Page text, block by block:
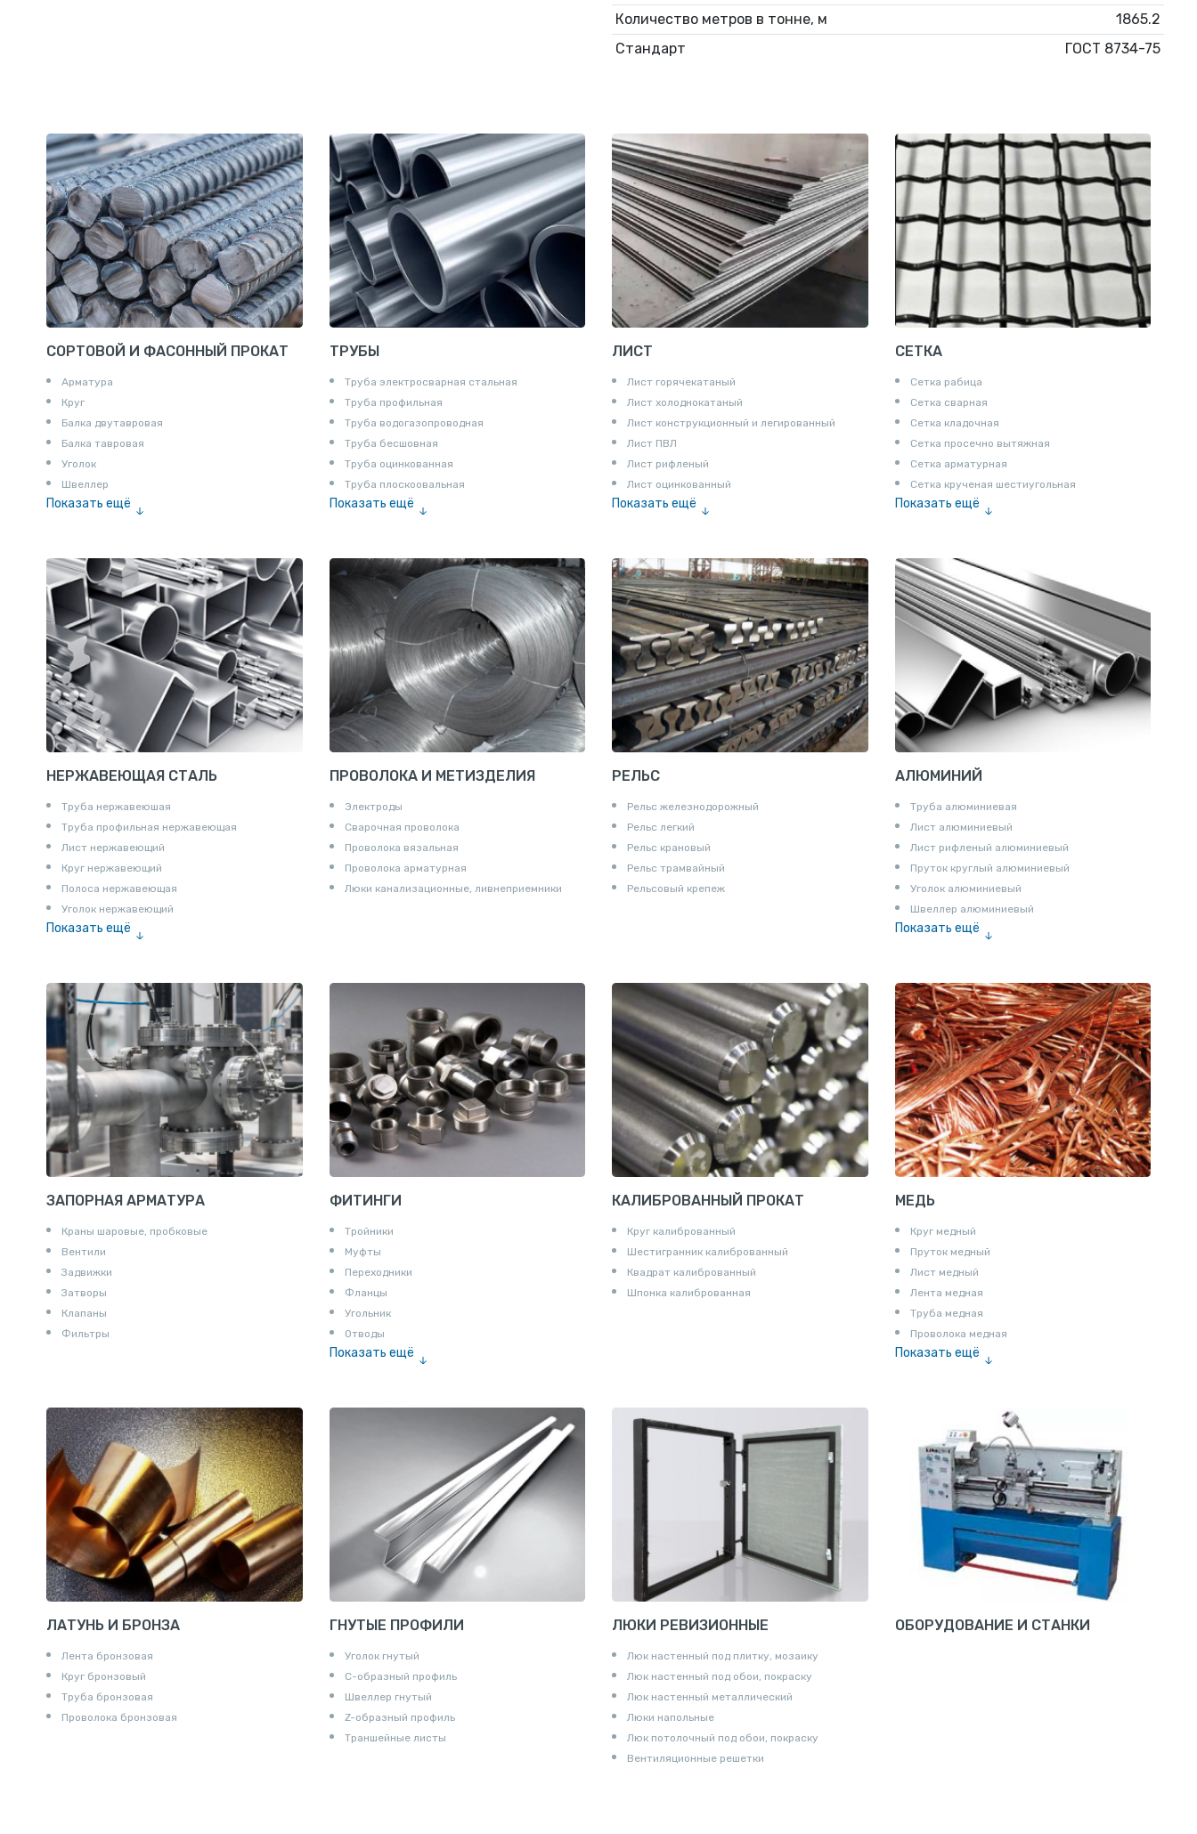
Количество метров в тонне, м
1865.2
Стандарт
ГОСТ 8734-75
СОРТОВОЙ И ФАСОННЫЙ ПРОКАТ
Арматура
Круг
Балка двутавровая
Балка тавровая
Уголок
Швеллер
Показать ещё
Катанка
Шестигранник
Полособульб
Полукруг
Шпунт Ларсена
ТРУБЫ
Труба электросварная стальная
Труба профильная
Труба водогазопроводная
Труба бесшовная
Труба оцинкованная
Труба плоскоовальная
Показать ещё
ЛИСТ
Лист горячекатаный
Лист холоднокатаный
Лист конструкционный и легированный
Лист ПВЛ
Лист рифленый
Лист оцинкованный
Показать ещё
СЕТКА
Сетка рабица
Сетка сварная
Сетка кладочная
Сетка просечно вытяжная
Сетка арматурная
Сетка крученая шестиугольная
Показать ещё
НЕРЖАВЕЮЩАЯ СТАЛЬ
Труба нержавеюшая
Труба профильная нержавеющая
Лист нержавеющий
Круг нержавеющий
Полоса нержавеющая
Уголок нержавеющий
Показать ещё
ПРОВОЛОКА И МЕТИЗДЕЛИЯ
Электроды
Сварочная проволока
Проволока вязальная
Проволока арматурная
Люки канализационные, ливнеприемники
РЕЛЬС
Рельс железнодорожный
Рельс легкий
Рельс крановый
Рельс трамвайный
Рельсовый крепеж
АЛЮМИНИЙ
Труба алюминиевая
Лист алюминиевый
Лист рифленый алюминиевый
Пруток круглый алюминиевый
Уголок алюминиевый
Швеллер алюминиевый
Показать ещё
Шина электротехническая
Алюминиевая плита
Z профиль алюминиевый
Т профиль алюминиевый
Пруток квадратный алюминиевый
Полоса алюминиевая
Пруток шестигранный алюминиевый
ЗАПОРНАЯ АРМАТУРА
Краны шаровые, пробковые
Вентили
Задвижки
Затворы
Клапаны
Фильтры
ФИТИНГИ
Тройники
Муфты
Переходники
Фланцы
Угольник
Отводы
Показать ещё
Удлинители для труб
Крестовины
Контргайки
КАЛИБРОВАННЫЙ ПРОКАТ
Круг калиброванный
Шестигранник калиброванный
Квадрат калиброванный
Шпонка калиброванная
МЕДЬ
Круг медный
Пруток медный
Лист медный
Лента медная
Труба медная
Проволока медная
Показать ещё
ЛАТУНЬ И БРОНЗА
Лента бронзовая
Круг бронзовый
Труба бронзовая
Проволока бронзовая
ГНУТЫЕ ПРОФИЛИ
Уголок гнутый
С-образный профиль
Швеллер гнутый
Z-образный профиль
Траншейные листы
ЛЮКИ РЕВИЗИОННЫЕ
Люк настенный под плитку, мозаику
Люк настенный под обои, покраску
Люк настенный металлический
Люки напольные
Люк потолочный под обои, покраску
Вентиляционные решетки
ОБОРУДОВАНИЕ И СТАНКИ